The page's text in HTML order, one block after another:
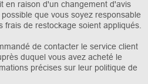
en raison d'un changement d'avis
que vous soyez responsable
frais de restockage soient appliqués.
de contacter le service client
duquel vous avez acheté le
précises sur leur politique de